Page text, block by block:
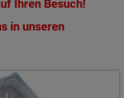
Ihren Besuch!
in unseren